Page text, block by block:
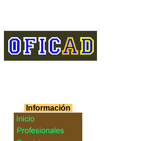
Información